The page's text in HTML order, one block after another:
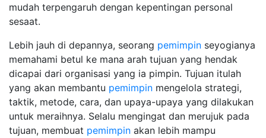
mudah terpengaruh dengan kepentingan personal
sesaat.
Lebih jauh di depannya, seorang pemimpin seyogianya
memahami betul ke mana arah tujuan yang hendak
dicapai dari organisasi yang ia pimpin. Tujuan itulah
yang akan membantu pemimpin mengelola strategi,
taktik, metode, cara, dan upaya-upaya yang dilakukan
untuk meraihnya. Selalu mengingat dan merujuk pada
tujuan, membuat pemimpin akan lebih mampu